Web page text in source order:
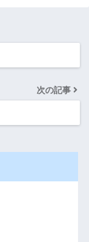
次の記事